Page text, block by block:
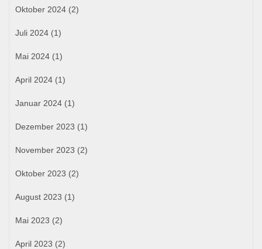
Oktober 2024 (2)
Juli 2024 (1)
Mai 2024 (1)
April 2024 (1)
Januar 2024 (1)
Dezember 2023 (1)
November 2023 (2)
Oktober 2023 (2)
August 2023 (1)
Mai 2023 (2)
April 2023 (2)